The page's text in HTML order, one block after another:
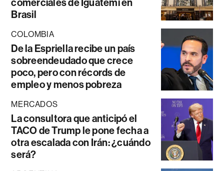
comerciales de Iguatemi en
Brasil
COLOMBIA
De la Espriella recibe un país
sobreendeudado que crece
poco, pero con récords de
empleo y menos pobreza
MERCADOS
La consultora que anticipó el
TACO de Trump le pone fecha a
otra escalada con Irán: ¿cuándo
será?